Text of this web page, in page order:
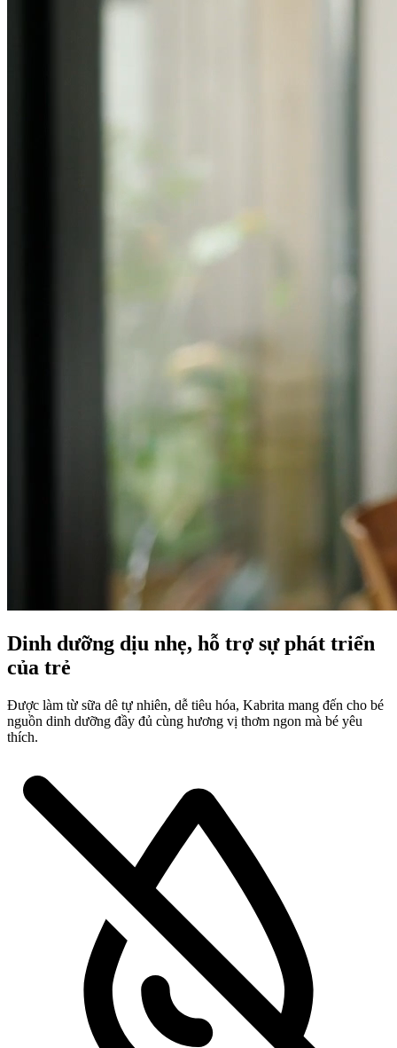
Dinh dưỡng dịu nhẹ, hỗ trợ sự phát triển
của trẻ
Được làm từ sữa dê tự nhiên, dễ tiêu hóa, Kabrita mang đến cho bé
nguồn dinh dưỡng đầy đủ cùng hương vị thơm ngon mà bé yêu
thích.